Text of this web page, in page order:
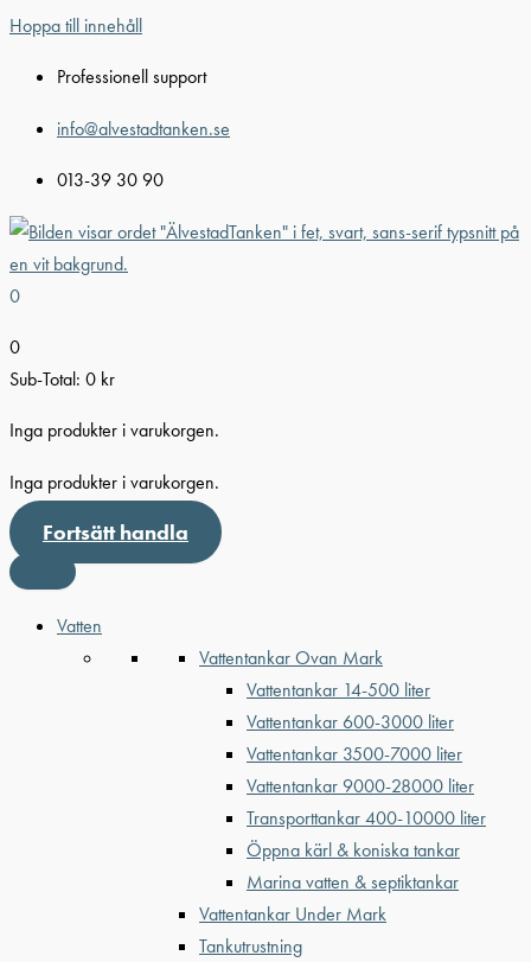
Hoppa till innehåll
Professionell support
info@alvestadtanken.se
013-39 30 90
0
0
Sub-Total: 0 kr
Inga produkter i varukorgen.
Inga produkter i varukorgen.
Fortsätt handla
Vatten
Vattentankar Ovan Mark
Vattentankar 14-500 liter
Vattentankar 600-3000 liter
Vattentankar 3500-7000 liter
Vattentankar 9000-28000 liter
Transporttankar 400-10000 liter
Öppna kärl & koniska tankar
Marina vatten & septiktankar
Vattentankar Under Mark
Tankutrustning